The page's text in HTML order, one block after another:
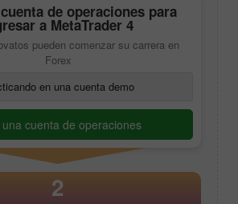
de operaciones para
a MetaTrader 4
pueden comenzar su carrera en
Forex
en una cuenta demo
una cuenta de operaciones
2